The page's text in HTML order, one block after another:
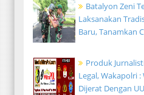
Batalyon Zeni
Laksanakan
Baru, Tanamkan
Produk
Legal, Wakapolri
Dijerat Dengan